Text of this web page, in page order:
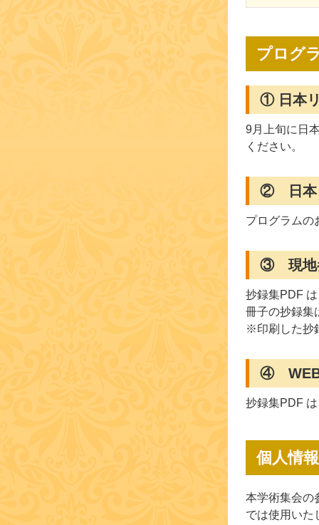
プログ
① 日本
9月上旬に日
ください。
② 日本
プログラムの
③ 現地
抄録集PDF
冊子の抄録集
※印刷した抄
④ WEB
抄録集PDF
個人情
本学術集会の
では使用いた